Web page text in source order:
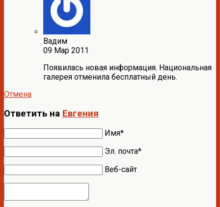
Вадим
09 Мар 2011
Появилась новая информация. Национальная
галерея отменила бесплатный день.
Отмена
Ответить на Евгения
Имя*
Эл. почта*
Веб-сайт